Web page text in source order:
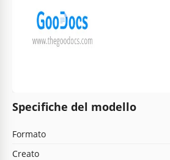
Specifiche del modello
Formato
Creato